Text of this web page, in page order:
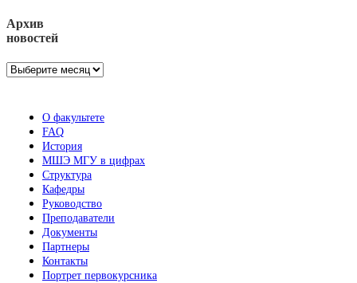
Архив
новостей
Архив
О факультете
FAQ
История
МШЭ МГУ в цифрах
Структура
Кафедры
Руководство
Преподаватели
Документы
Партнеры
Контакты
Портрет первокурсника